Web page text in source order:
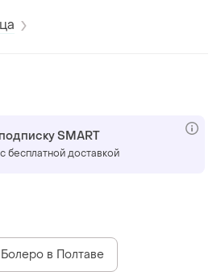
SMART
бесплатной доставкой
Болеро в Полтаве